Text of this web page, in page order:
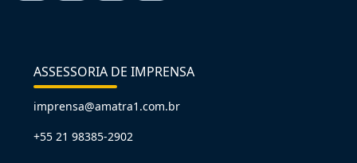
ASSESSORIA DE IMPRENSA
imprensa@amatra1.com.br
+55 21 98385-2902